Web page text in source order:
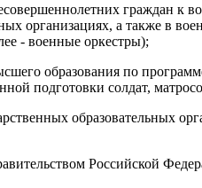
граждан к
организациях, а также в
- военные оркестры);
образования по
подготовки солдат,
образовательных
Российской